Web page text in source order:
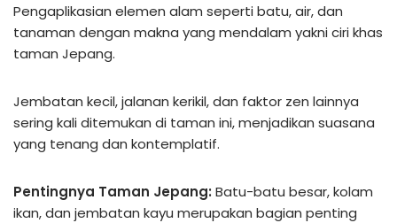
Pengaplikasian elemen alam seperti batu, air, dan
tanaman dengan makna yang mendalam yakni ciri khas
taman Jepang.
Jembatan kecil, jalanan kerikil, dan faktor zen lainnya
sering kali ditemukan di taman ini, menjadikan suasana
yang tenang dan kontemplatif.
Pentingnya Taman Jepang: Batu-batu besar, kolam
ikan, dan jembatan kayu merupakan bagian penting